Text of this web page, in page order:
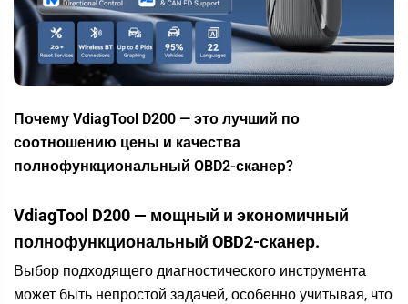
Почему VdiagTool D200 — это лучший по
соотношению цены и качества
полнофункциональный OBD2-сканер?
VdiagTool D200 — мощный и экономичный
полнофункциональный OBD2-сканер.
Выбор подходящего диагностического инструмента
может быть непростой задачей, особенно учитывая, что